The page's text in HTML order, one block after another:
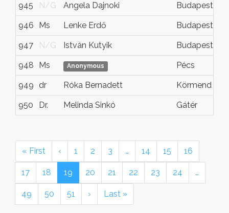
945 N/G Angela Dajnoki Budapest
946 Ms Lenke Erdő Budapest
947 N/G István Kutyik Budapest
948 Ms Anonymous Pécs
949 dr Róka Bernadett Körmend
950 Dr. Melinda Sinkó Gátér
« First ‹ 1 2 3 … 14 15 16
17 18 19 20 21 22 23 24 …
49 50 51 › Last »